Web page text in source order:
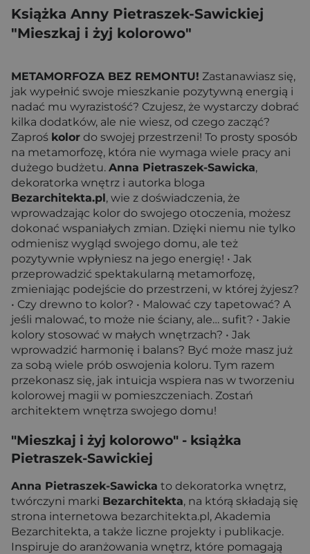
Książka Anny Pietraszek-Sawickiej
"Mieszkaj i żyj kolorowo"
METAMORFOZA BEZ REMONTU! Zastanawiasz się,
jak wypełnić swoje mieszkanie pozytywną energią i
nadać mu wyrazistość? Czujesz, że wystarczy dobrać
kilka dodatków, ale nie wiesz, od czego zacząć?
Zaproś kolor do swojej przestrzeni! To prosty sposób
na metamorfozę, która nie wymaga wiele pracy ani
dużego budżetu. Anna Pietraszek-Sawicka,
dekoratorka wnętrz i autorka bloga
Bezarchitekta.pl, wie z doświadczenia, że
wprowadzając kolor do swojego otoczenia, możesz
dokonać wspaniałych zmian. Dzięki niemu nie tylko
odmienisz wygląd swojego domu, ale też
pozytywnie wpłyniesz na jego energię! • Jak
przeprowadzić spektakularną metamorfozę,
zmieniając podejście do przestrzeni, w której żyjesz?
• Czy drewno to kolor? • Malować czy tapetować? A
jeśli malować, to może nie ściany, ale… sufit? • Jakie
kolory stosować w małych wnętrzach? • Jak
wprowadzić harmonię i balans? Być może masz już
za sobą wiele prób oswojenia koloru. Tym razem
przekonasz się, jak intuicja wspiera nas w tworzeniu
kolorowej magii w pomieszczeniach. Zostań
architektem wnętrza swojego domu!
"Mieszkaj i żyj kolorowo" - książka
Pietraszek-Sawickiej
Anna Pietraszek-Sawicka to dekoratorka wnętrz,
twórczyni marki Bezarchitekta, na którą składają się
strona internetowa bezarchitekta.pl, Akademia
Bezarchitekta, a także liczne projekty i publikacje.
Inspiruje do aranżowania wnętrz, które pomagają